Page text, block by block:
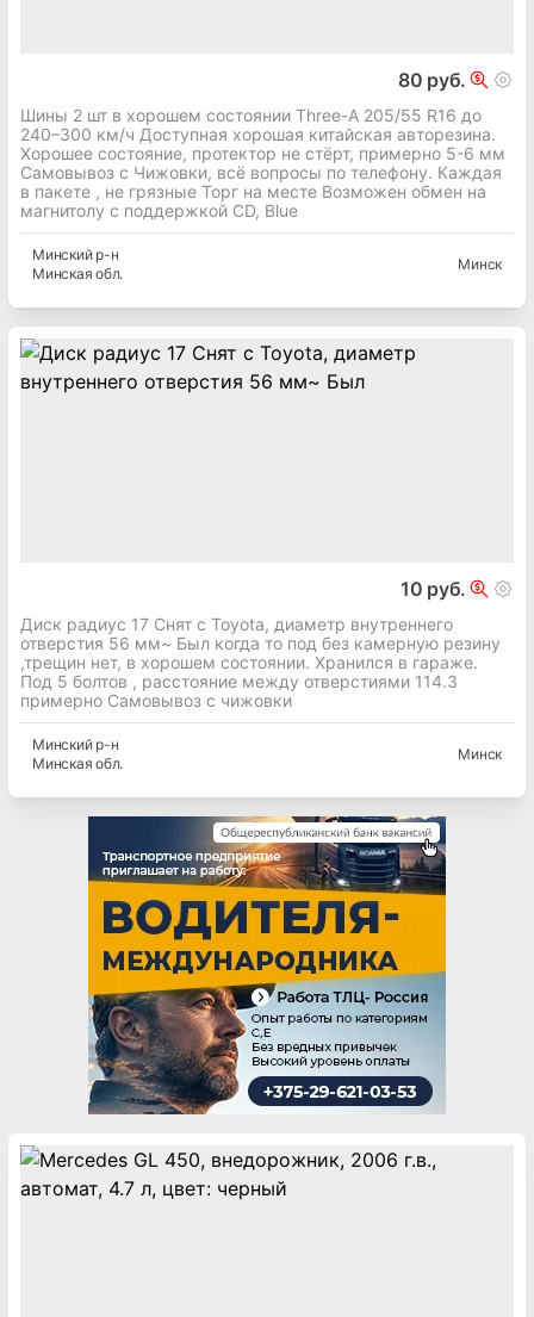
80 руб.
Шины 2 шт в хорошем состоянии Three-A 205/55 R16 до
240–300 км/ч Доступная хорошая китайская авторезина.
Хорошее состояние, протектор не стёрт, примерно 5-6 мм
Самовывоз с Чижовки, всё вопросы по телефону. Каждая
в пакете , не грязные Торг на месте Возможен обмен на
магнитолу с поддержкой CD, Blue
Минскийр-н
Минская обл.
Минск
10 руб.
Диск радиус 17 Снят с Toyota, диаметр внутреннего
отверстия 56 мм~ Был когда то под без камерную резину
,трещин нет, в хорошем состоянии. Хранился в гараже.
Под 5 болтов , расстояние между отверстиями 114.3
примерно Самовывоз с чижовки
Минскийр-н
Минская обл.
Минск